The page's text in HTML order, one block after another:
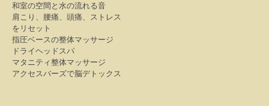
和室の空間と水の流れる音
肩こり、腰痛、頭痛、ストレス
をリセット
指圧ベースの整体マッサージ
ドライヘッドスパ
マタニティ整体マッサージ
アクセスバーズで脳デトックス